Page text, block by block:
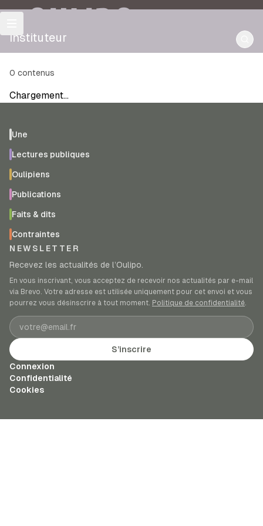
OULIPO
instituteur
0 contenus
Chargement…
Une
Lectures publiques
Oulipiens
Publications
Faits & dits
Contraintes
NEWSLETTER
Recevez les actualités de l’Oulipo.
En vous inscrivant, vous acceptez de recevoir nos actualités par e-mail
via Brevo. Votre adresse est utilisée uniquement pour cet envoi et vous
pourrez vous désinscrire à tout moment. Politique de confidentialité.
Adresse e-mail
S’inscrire
Connexion
Confidentialité
Cookies